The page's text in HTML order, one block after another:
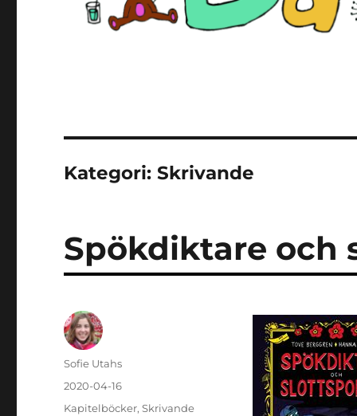
Kategori:Skrivande
Spökdiktare och
Författare
Sofie Utahs
Publicerat
2020-04-16
Kategorier
Kapitelböcker,Skrivande